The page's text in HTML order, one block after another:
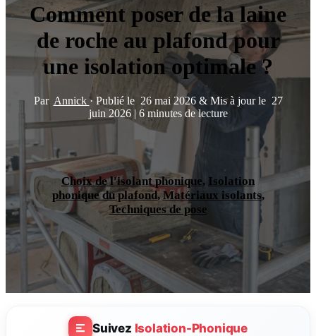
Comment poser de la laine
de roche au plafond pour
une isolation optimale ?
Par Annick · Publié le 26 mai 2026 & Mis à jour le 27
juin 2026 | 6 minutes de lecture
Choix de l'isolant phonique, Isolation
phonique du plafond, Matériaux isolants,
Techniques de pose
Suivez Isolation-Phonique